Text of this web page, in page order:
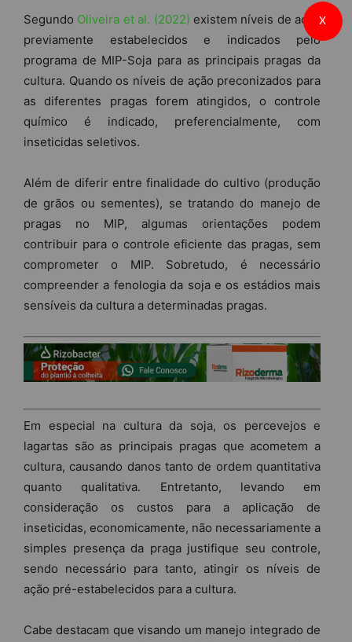
Segundo Oliveira et al. (2022) existem níveis de ação
previamente estabelecidos e indicados pelo
programa de MIP-Soja para as principais pragas da
cultura. Quando os níveis de ação preconizados para
as diferentes pragas forem atingidos, o controle
químico é indicado, preferencialmente, com
inseticidas seletivos.
Além de diferir entre finalidade do cultivo (produção
de grãos ou sementes), se tratando do manejo de
pragas no MIP, algumas orientações podem
contribuir para o controle eficiente das pragas, sem
comprometer o MIP. Sobretudo, é necessário
compreender a fenologia da soja e os estádios mais
sensíveis da cultura a determinadas pragas.
Em especial na cultura da soja, os percevejos e
lagartas são as principais pragas que acometem a
cultura, causando danos tanto de ordem quantitativa
quanto qualitativa. Entretanto, levando em
consideração os custos para a aplicação de
inseticidas, economicamente, não necessariamente a
simples presença da praga justifique seu controle,
sendo necessário para tanto, atingir os níveis de
ação pré-estabelecidos para a cultura.
Cabe destacam que visando um manejo integrado de
X